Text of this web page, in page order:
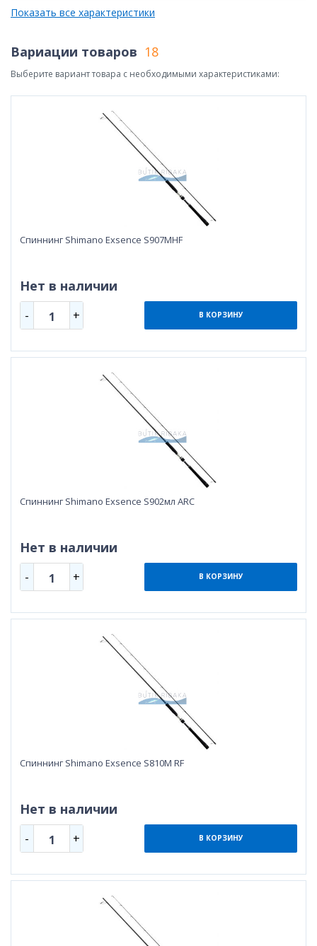
Показать все характеристики
Вариации товаров 18
Выберите вариант товара с необходимыми характеристиками:
Спиннинг Shimano Exsence S907MHF
Нет в наличии
- 1 + В КОРЗИНУ
Спиннинг Shimano Exsence S902мл ARC
Нет в наличии
- 1 + В КОРЗИНУ
Спиннинг Shimano Exsence S810M RF
Нет в наличии
- 1 + В КОРЗИНУ